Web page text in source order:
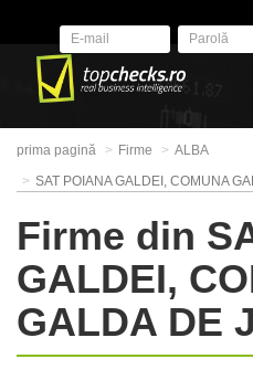
prima pagină Firme
ALBA
SAT POIANA GALDEI, COMUNA
Firme din
GALDEI,
GALDA DE